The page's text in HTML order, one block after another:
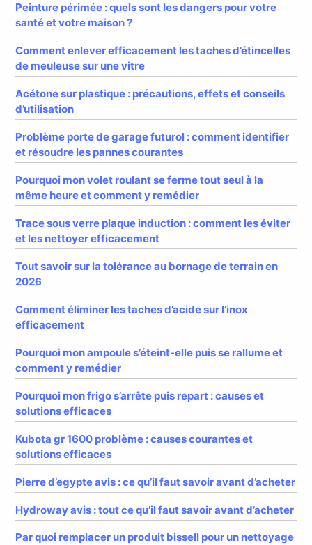
Peinture périmée : quels sont les dangers pour votre
santé et votre maison ?
Comment enlever efficacement les taches d’étincelles
de meuleuse sur une vitre
Acétone sur plastique : précautions, effets et conseils
d’utilisation
Problème porte de garage futurol : comment identifier
et résoudre les pannes courantes
Pourquoi mon volet roulant se ferme tout seul à la
même heure et comment y remédier
Trace sous verre plaque induction : comment les éviter
et les nettoyer efficacement
Tout savoir sur la tolérance au bornage de terrain en
2026
Comment éliminer les taches d’acide sur l’inox
efficacement
Pourquoi mon ampoule s’éteint-elle puis se rallume et
comment y remédier
Pourquoi mon frigo s’arrête puis repart : causes et
solutions efficaces
Kubota gr 1600 problème : causes courantes et
solutions efficaces
Pierre d’egypte avis : ce qu’il faut savoir avant d’acheter
Hydroway avis : tout ce qu’il faut savoir avant d’acheter
Par quoi remplacer un produit bissell pour un nettoyage